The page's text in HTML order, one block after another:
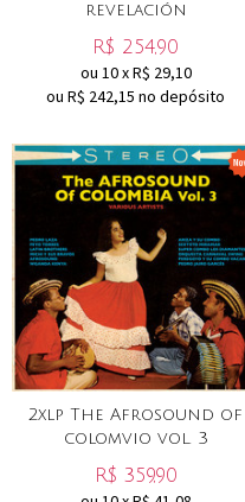
revelación
R$ 254,90
ou 10xR$ 29,10
ou R$ 242,15 no depósito
2xlp The Afrosound of
colomvio vol. 3
R$ 359,90